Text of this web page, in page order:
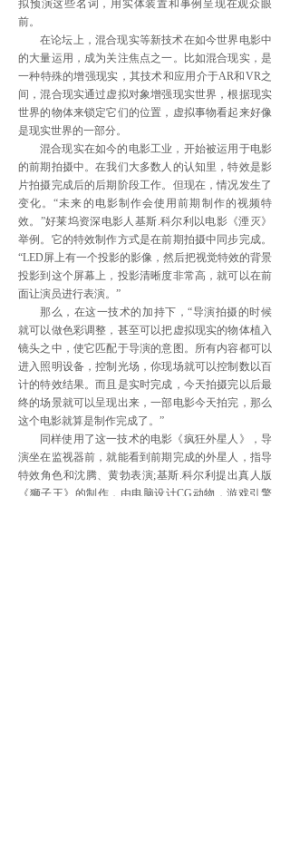
拟预演这些名词，用实体装置和事例呈现在观众眼
前。
在论坛上，混合现实等新技术在如今世界电影中
的大量运用，成为关注焦点之一。比如混合现实，是
一种特殊的增强现实，其技术和应用介于AR和VR之
间，混合现实通过虚拟对象增强现实世界，根据现实
世界的物体来锁定它们的位置，虚拟事物看起来好像
是现实世界的一部分。
混合现实在如今的电影工业，开始被运用于电影
的前期拍摄中。在我们大多数人的认知里，特效是影
片拍摄完成后的后期阶段工作。但现在，情况发生了
变化。“未来的电影制作会使用前期制作的视频特
效。”好莱坞资深电影人基斯.科尔利以电影《湮灭》
举例。它的特效制作方式是在前期拍摄中同步完成。
“LED屏上有一个投影的影像，然后把视觉特效的背景
投影到这个屏幕上，投影清晰度非常高，就可以在前
面让演员进行表演。”
那么，在这一技术的加持下，“导演拍摄的时候
就可以做色彩调整，甚至可以把虚拟现实的物体植入
镜头之中，使它匹配于导演的意图。所有内容都可以
进入照明设备，控制光场，你现场就可以控制数以百
计的特效结果。而且是实时完成，今天拍摄完以后最
终的场景就可以呈现出来，一部电影今天拍完，那么
这个电影就算是制作完成了。”
同样使用了这一技术的电影《疯狂外星人》，导
演坐在监视器前，就能看到前期完成的外星人，指导
特效角色和沈腾、黄勃表演;基斯.科尔利提出真人版
《狮子王》的制作，由电脑设计CG动物，游戏引擎